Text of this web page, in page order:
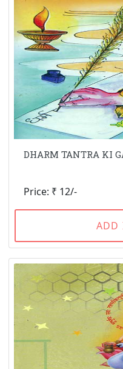
DHARM TANTRA KI
Price: ₹ 12/-
ADD